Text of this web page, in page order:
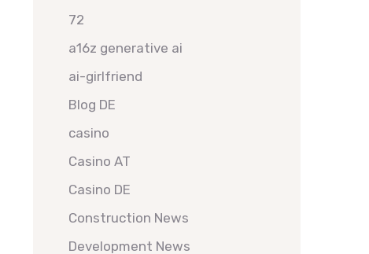
72
a16z generative ai
ai-girlfriend
Blog DE
casino
Casino AT
Casino DE
Construction News
Development News